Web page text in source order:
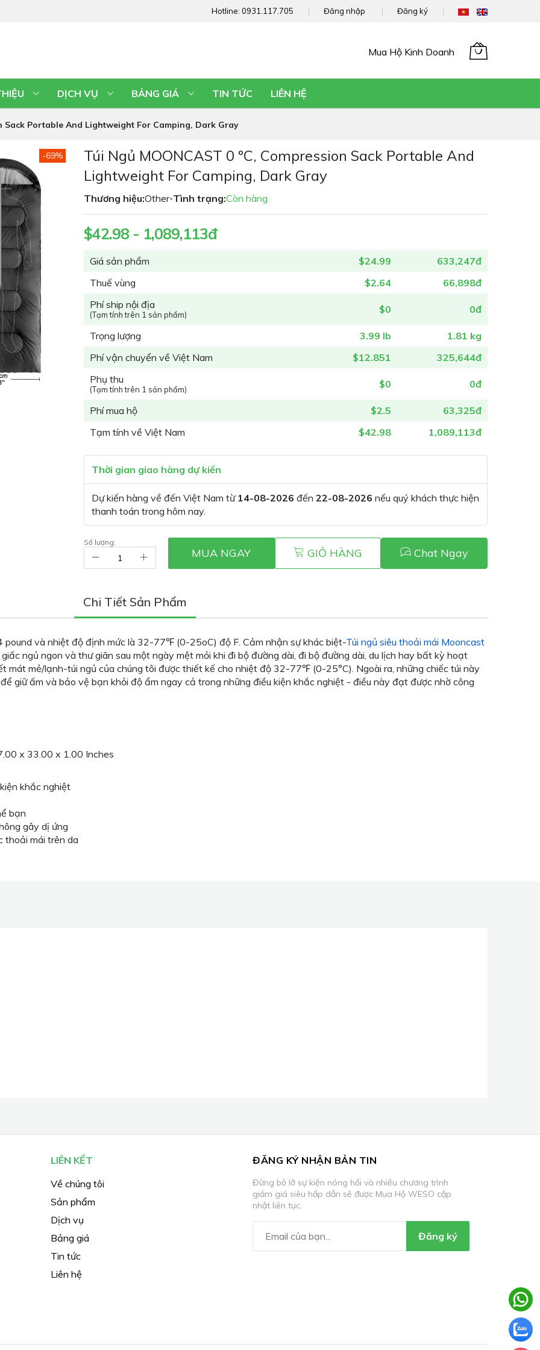
Hotline: 0931.117.705 Đăng nhập Đăng ký
Mua Hộ Kinh Doanh
DỊCH VỤ BẢNG GIÁ TIN TỨC
LIÊN HỆ
Sack Portable And Lightweight For Camping, Dark Gray
-69%
Túi Ngủ MOONCAST 0 ºC, Compression Sack Portable And
Lightweight For Camping, Dark Gray
Thương hiệu:Other•Tình trạng:Còn hàng
Giá sản phẩm $24.99
633,247đ
Thuế vùng
$2.64
66,898đ
Phí ship nội địa
(Tạm tính trên 1 sản phẩm) $0 0đ
Trọng lượng 3.99 lb
1.81 kg
Phí vận chuyển về Việt Nam
$12.851
325,644đ
Phụ thu
(Tạm tính trên 1 sản phẩm) $0 0đ
Phí mua hộ $2.5
63,325đ
Tạm tính về Việt Nam
$42.98 1,089,113đ
$42.98 - 1,089,113đ
Thời gian giao hàng dự kiến
Dự kiến hàng về đến Việt Nam từ 14-08-2026 đến 22-08-2026 nếu quý khách thực hiện
thanh toán trong hôm nay.
Số lượng:
MUA NGAY GIỎ HÀNG Chat Ngay
Chi Tiết Sản Phẩm
pound và nhiệt độ định mức là 32-77℉ (0-25oC) độ F. Cảm nhận sự khác biệt-Túi ngủ siêu thoải mái Mooncast
ngủ ngon và thư giãn sau một ngày mệt mỏi khi đi bộ đường dài, đi bộ đường dài, du lịch hay bất kỳ hoạt
mát mẻ/lạnh-túi ngủ của chúng tôi được thiết kế cho nhiệt độ 32-77℉ (0-25°C). Ngoài ra, những chiếc túi này
giữ ấm và bảo vệ bạn khỏi độ ẩm ngay cả trong những điều kiện khắc nghiệt - điều này đạt được nhờ công
x 33.00 x 1.00 Inches
khắc nghiệt
bạn
gây dị ứng
thoải mái trên da
LIÊN KẾT
Về chúng tôi
Sản phẩm
Dịch vụ
Bảng giá
Tin tức
Liên hệ
ĐĂNG KÝ NHẬN BẢN TIN
Đừng bỏ lỡ sự kiện nóng hổi và nhiều chương trình
giảm giá siêu hấp dẫn sẽ được Mua Hộ WESO cập
nhật liên tục.
Đăng ký